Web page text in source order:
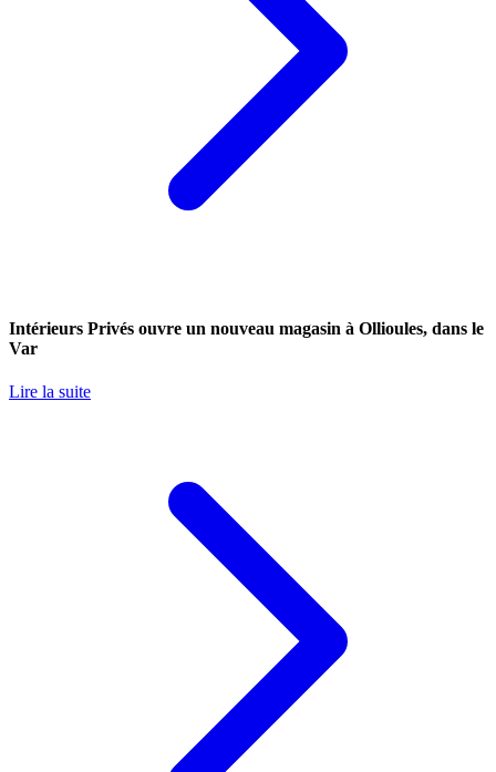
Intérieurs Privés ouvre un nouveau magasin à Ollioules, dans le
Var
Lire la suite